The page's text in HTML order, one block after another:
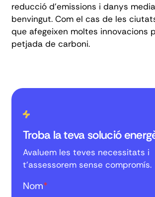
reducció d'emissions i danys
benvingut. Com el cas de les
que afegeixen moltes innovacions
petjada de carboni.
Troba la teva solució
Avaluem les teves necessitats i
t'assessorem sense compromís.
Nom*